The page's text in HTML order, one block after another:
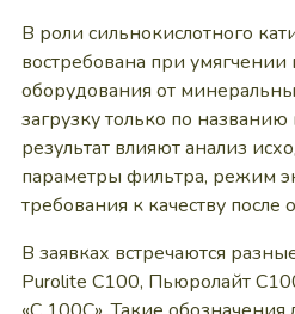
В роли сильнокислотного
востребована при
оборудования от
загрузку только по названию
результат влияют анализ
параметры фильтра, режим
требования к качеству после
В заявках встречаются
Purolite C100, Пьюролайт